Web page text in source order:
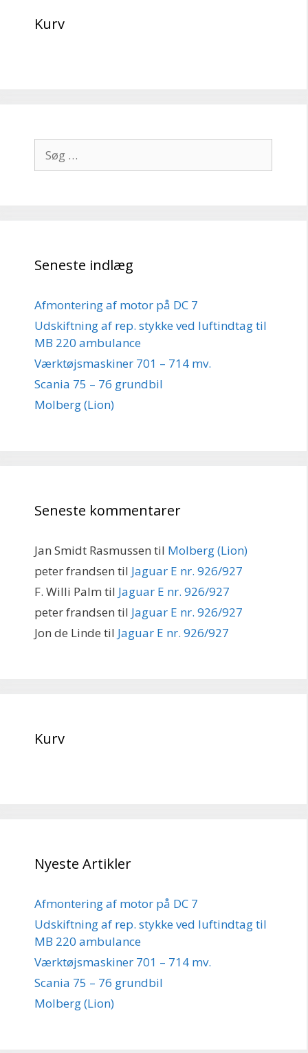
Kurv
efter:
Seneste indlæg
Afmontering af motor på DC 7
Udskiftning af rep. stykke ved luftindtag til
MB 220 ambulance
Værktøjsmaskiner 701 – 714 mv.
Scania 75 – 76 grundbil
Molberg (Lion)
Seneste kommentarer
Jan Smidt Rasmussen til Molberg (Lion)
peter frandsen til Jaguar E nr. 926/927
F. Willi Palm til Jaguar E nr. 926/927
peter frandsen til Jaguar E nr. 926/927
Jon de Linde til Jaguar E nr. 926/927
Kurv
Nyeste Artikler
Afmontering af motor på DC 7
Udskiftning af rep. stykke ved luftindtag til
MB 220 ambulance
Værktøjsmaskiner 701 – 714 mv.
Scania 75 – 76 grundbil
Molberg (Lion)